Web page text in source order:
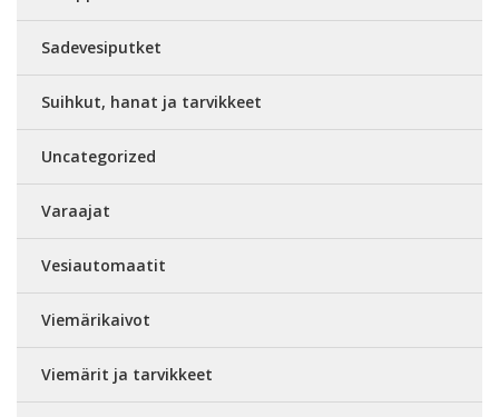
Sadevesiputket
Suihkut, hanat ja tarvikkeet
Uncategorized
Varaajat
Vesiautomaatit
Viemärikaivot
Viemärit ja tarvikkeet